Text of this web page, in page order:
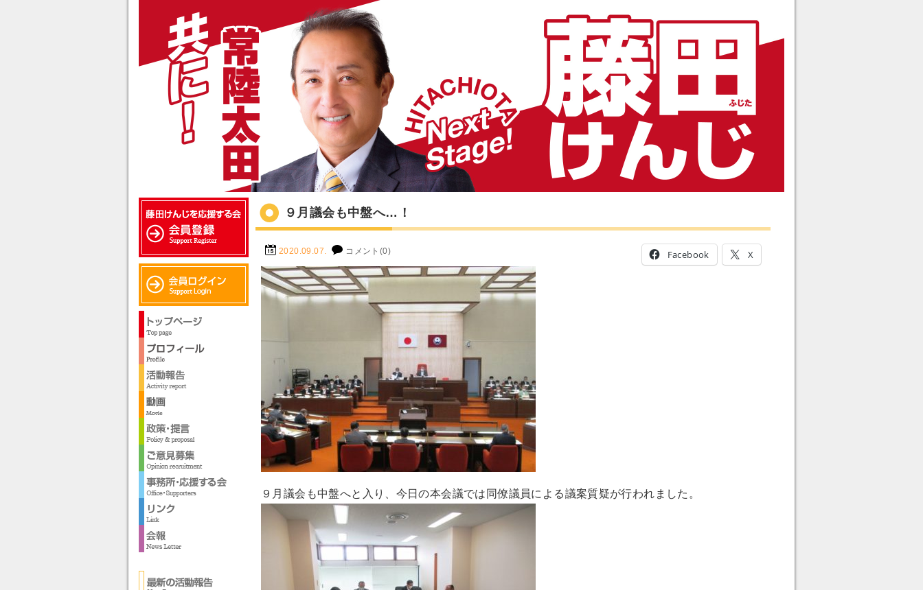
９月議会も中盤へ…！
2020.09.07. コメント(0) Facebook X
９月議会も中盤へと入り、今日の本会議では同僚議員による議案質疑が行われました。